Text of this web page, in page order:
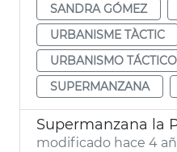
SANDRA GÓMEZ
URBANISME TÀCTIC
URBANISMO TÁCTICO
SUPERMANZANA
Supermanzana la
modificado hace 4